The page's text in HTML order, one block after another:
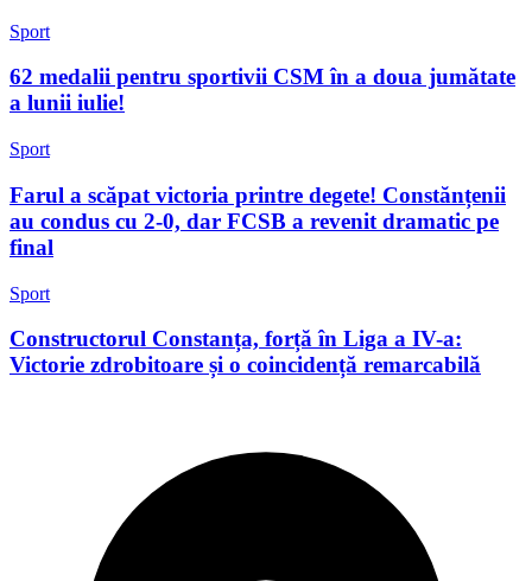
Sport
62 medalii pentru sportivii CSM în a doua jumătate
a lunii iulie!
Sport
Farul a scăpat victoria printre degete! Constănțenii
au condus cu 2-0, dar FCSB a revenit dramatic pe
final
Sport
Constructorul Constanța, forță în Liga a IV-a:
Victorie zdrobitoare și o coincidență remarcabilă